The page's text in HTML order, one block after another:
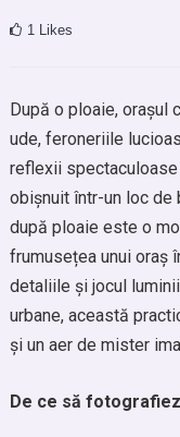
1 Likes
După o ploaie, orașul
ude, feroneriile
reflexii
obișnuit într-un loc de
după ploaie este o
frumusețea unui oraș
detaliile și jocul
urbane, această
și un aer de mister
De ce să